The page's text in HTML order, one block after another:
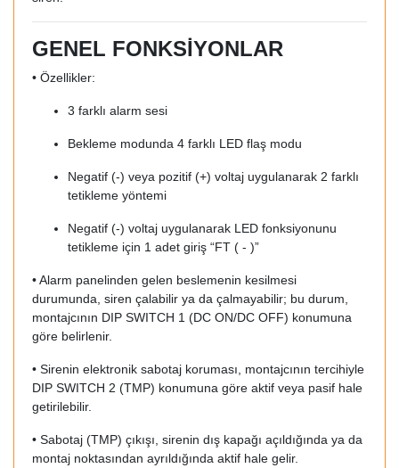
GENEL FONKSİYONLAR
• Özellikler:
3 farklı alarm sesi
Bekleme modunda 4 farklı LED flaş modu
Negatif (-) veya pozitif (+) voltaj uygulanarak 2 farklı
tetikleme yöntemi
Negatif (-) voltaj uygulanarak LED fonksiyonunu
tetikleme için 1 adet giriş “FT ( - )”
• Alarm panelinden gelen beslemenin kesilmesi
durumunda, siren çalabilir ya da çalmayabilir; bu durum,
montajcının DIP SWITCH 1 (DC ON/DC OFF) konumuna
göre belirlenir.
• Sirenin elektronik sabotaj koruması, montajcının tercihiyle
DIP SWITCH 2 (TMP) konumuna göre aktif veya pasif hale
getirilebilir.
• Sabotaj (TMP) çıkışı, sirenin dış kapağı açıldığında ya da
montaj noktasından ayrıldığında aktif hale gelir.